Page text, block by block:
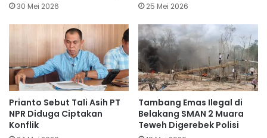
30 Mei 2026 25 Mei 2026
Prianto Sebut Tali Asih PT
NPR Diduga Ciptakan
Konflik
Tambang Emas Ilegal di
Belakang SMAN 2 Muara
Teweh Digerebek Polisi